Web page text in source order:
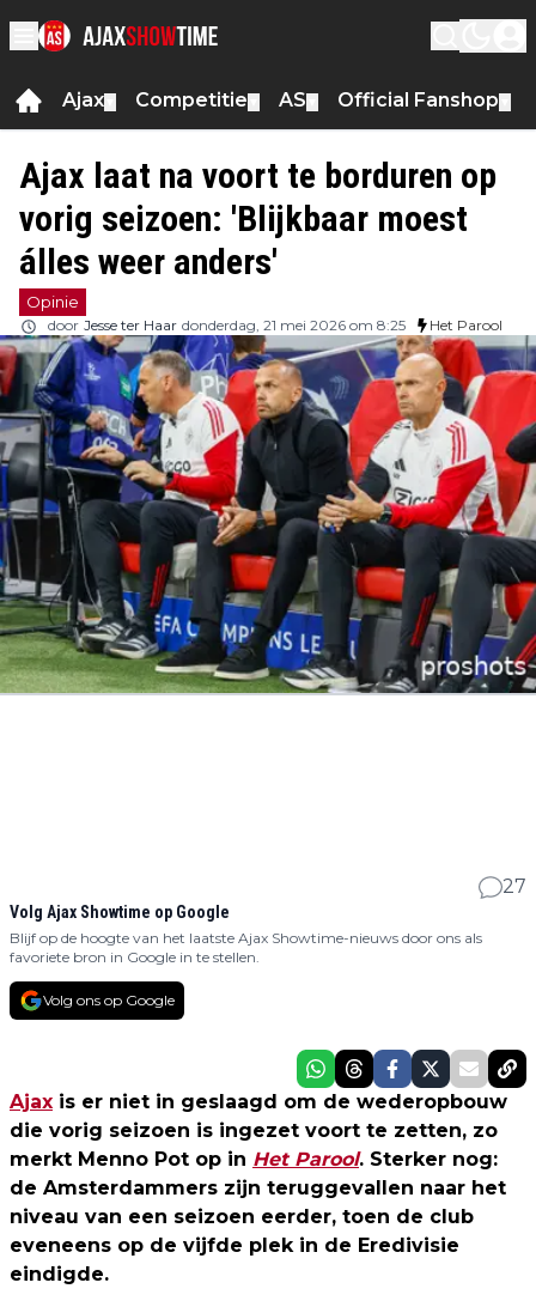
Ajax Competitie AS Official Fanshop
Ajax laat na voort te borduren op
vorig seizoen: 'Blijkbaar moest
álles weer anders'
Opinie
door Jesse ter Haar donderdag, 21 mei 2026 om 8:25 Het Parool
27
Volg Ajax Showtime op Google
Blijf op de hoogte van het laatste Ajax Showtime-nieuws door ons als
favoriete bron in Google in te stellen.
Volg ons op Google
Ajax is er niet in geslaagd om de wederopbouw
die vorig seizoen is ingezet voort te zetten, zo
merkt Menno Pot op in Het Parool. Sterker nog:
de Amsterdammers zijn teruggevallen naar het
niveau van een seizoen eerder, toen de club
eveneens op de vijfde plek in de Eredivisie
eindigde.